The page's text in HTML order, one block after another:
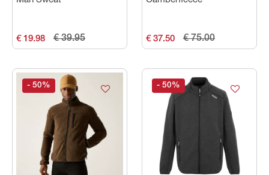
€ 19.98 € 39.95 € 37.50 € 75.00
- 50% - 50%